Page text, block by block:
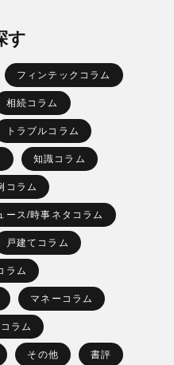
す
フィンテックコラム
相続コラム
トラブルコラム
知識コラム
コラム
ース/時事ネタコラム
戸建てコラム
ラム
マネーコラム
ラム
その他 書評